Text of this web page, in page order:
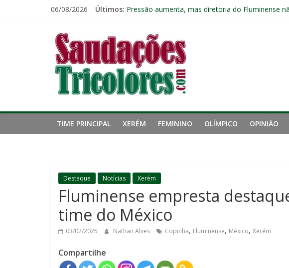
06/08/2026 Últimos: Fluminense chega a seis jogos sem vencer após
Eliminação para o Vasco amplia jejum do
Reféns da própria inércia: A manutenção de
Saudações
Tricolores
TIME PRINCIPAL XERÉM FEMININO OLÍMPICO OPINIÃO
Destaque Notícias Xerém
Fluminense empresta
time do México
03/02/2025 Nathan Alves Copinha, Fluminense, México, Xerém
Compartilhe